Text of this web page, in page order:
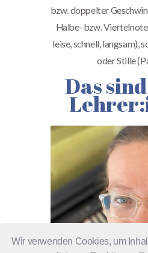
Wir verwenden Cookies, um
bzw. doppelter
Halbe- bzw.
leise, schnell, langsam),
oder Stille
Das